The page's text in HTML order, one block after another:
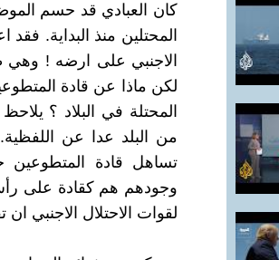
كان العبادي قد حسم
المحتلين منذ البداية.
الاجنبي على ارضه ! وهي
لكن ماذا عن قادة
المحتلة في البلاد ؟
من البلد عدا عن
تساهل قادة المتطوعين
وجودهم هم كقادة على
لقوات الاحتلال الاجنبي ان